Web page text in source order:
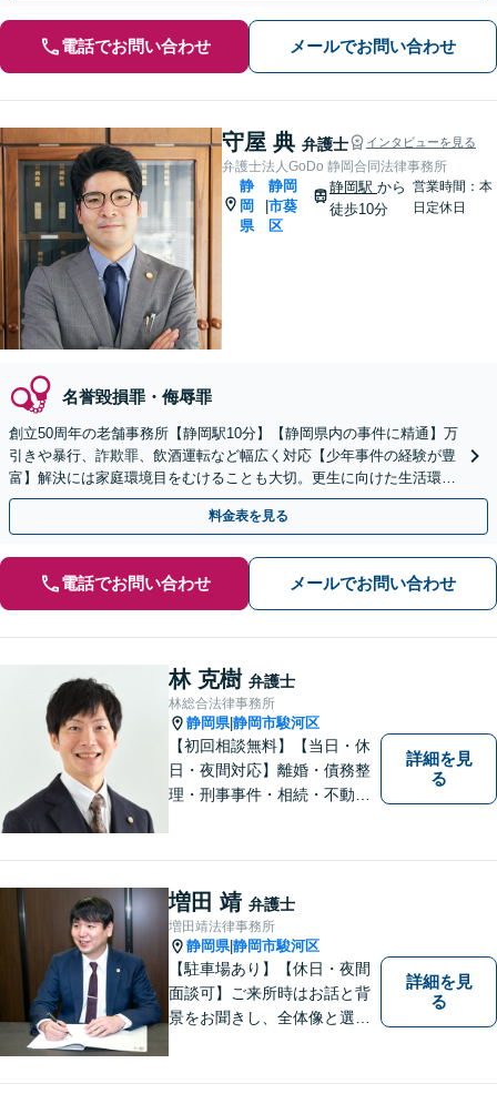
電話でお問い合わせ メールでお問い合わせ
守屋 典 弁護士 インタビューを見る
弁護士法人GoDo 静岡合同法律事務所
静
岡
県
|
静岡
市葵
区
静岡駅 から
徒歩10分
営業時間：本
日定休日
名誉毀損罪・侮辱罪
創立50周年の老舗事務所【静岡駅10分】【静岡県内の事件に精通】万
引きや暴行、詐欺罪、飲酒運転など幅広く対応【少年事件の経験が豊
富】解決には家庭環境目をむけることも大切。更生に向けた生活環境
の整備等具体的にアドバイスします【初回面談無料】
料金表を見る
電話でお問い合わせ メールでお問い合わせ
林 克樹 弁護士
林総合法律事務所
静岡県|静岡市駿河区
【初回相談無料】【当日・休
日・夜間対応】離婚・債務整
理・刑事事件・相続・不動産
向き合うことを心がけていま
す。法人・個人事業主の事業
再建・債務整理の問題解決に
自信があります。
詳細を見
る
増田 靖 弁護士
増田靖法律事務所
静岡県|静岡市駿河区
【駐車場あり】【休日・夜間
面談可】ご来所時はお話と背
景をお聞きし、全体像と選択
めています。お気軽にご相談
詳細を見
る